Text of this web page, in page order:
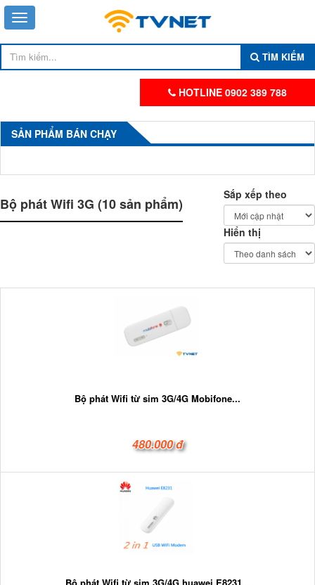
TÌM KIẾM
HOTLINE 0902 389 788
SẢN PHẨM BÁN CHẠY
Bộ phát Wifi 3G (10 sản phẩm)
Sắp xếp theo
Hiển thị
Bộ phát Wifi từ sim 3G/4G Mobifone...
480.000 đ